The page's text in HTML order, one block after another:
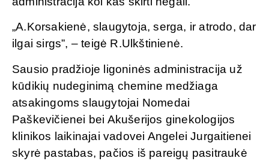
„A.Korsakienė, slaugytoja, serga, ir atrodo, dar
ilgai sirgs”, – teigė R.Ulkštinienė.
Sausio pradžioje ligoninės administracija už
kūdikių nudeginimą chemine medžiaga
atsakingoms slaugytojai Nomedai
Paškevičienei bei Akušerijos ginekologijos
klinikos laikinajai vadovei Angelei Jurgaitienei
skyrė pastabas, pačios iš pareigų pasitraukė